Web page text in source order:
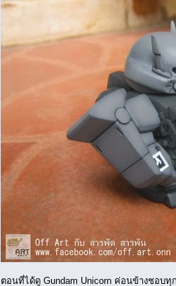
ตอนที่ได้ดู Gundam Unicorn ค่อนข้างชอบทุ